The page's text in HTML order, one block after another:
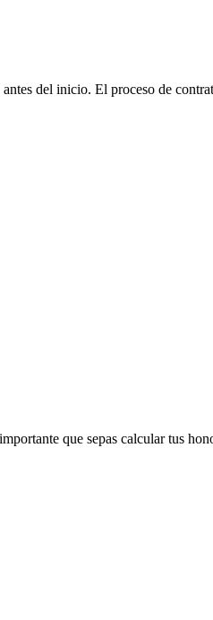
del inicio. El proceso de
que sepas calcular tus